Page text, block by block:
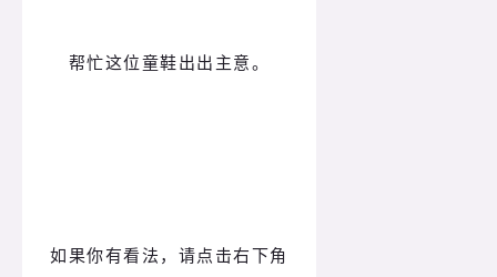
帮忙这位童鞋出出主意。
如果你有看法，请点击右下角